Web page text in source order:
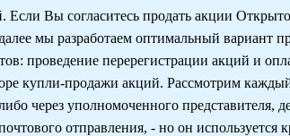
Вы согласитесь продать акции
мы разработаем оптимальный вариант
проведение перерегистрации акций и
купли-продажи акций. Рассмотрим
через уполномоченного представителя,
отправления, - но он используется